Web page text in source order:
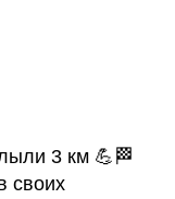
3 км 💪🏁
своих